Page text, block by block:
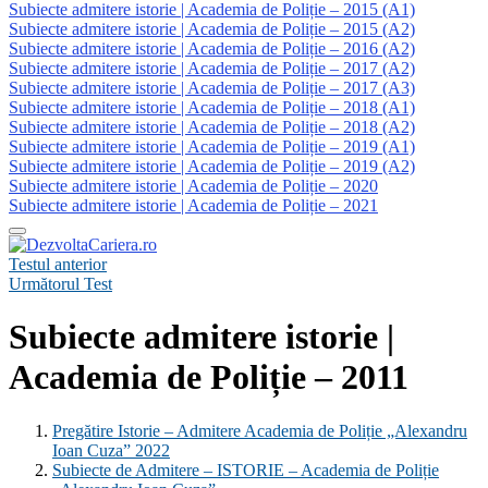
Subiecte admitere istorie | Academia de Poliție – 2015 (A1)
Subiecte admitere istorie | Academia de Poliție – 2015 (A2)
Subiecte admitere istorie | Academia de Poliție – 2016 (A2)
Subiecte admitere istorie | Academia de Poliție – 2017 (A2)
Subiecte admitere istorie | Academia de Poliție – 2017 (A3)
Subiecte admitere istorie | Academia de Poliție – 2018 (A1)
Subiecte admitere istorie | Academia de Poliție – 2018 (A2)
Subiecte admitere istorie | Academia de Poliție – 2019 (A1)
Subiecte admitere istorie | Academia de Poliție – 2019 (A2)
Subiecte admitere istorie | Academia de Poliție – 2020
Subiecte admitere istorie | Academia de Poliție – 2021
Testul anterior
Următorul Test
Subiecte admitere istorie |
Academia de Poliție – 2011
Pregătire Istorie – Admitere Academia de Poliție „Alexandru
Ioan Cuza” 2022
Subiecte de Admitere – ISTORIE – Academia de Poliție